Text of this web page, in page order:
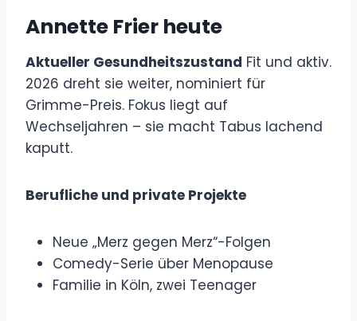
Annette Frier heute
Aktueller Gesundheitszustand Fit und aktiv.
2026 dreht sie weiter, nominiert für
Grimme-Preis. Fokus liegt auf
Wechseljahren – sie macht Tabus lachend
kaputt.
Berufliche und private Projekte
Neue „Merz gegen Merz“-Folgen
Comedy-Serie über Menopause
Familie in Köln, zwei Teenager